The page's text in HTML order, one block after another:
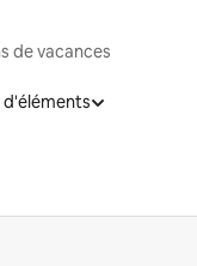
de vacances
d'éléments